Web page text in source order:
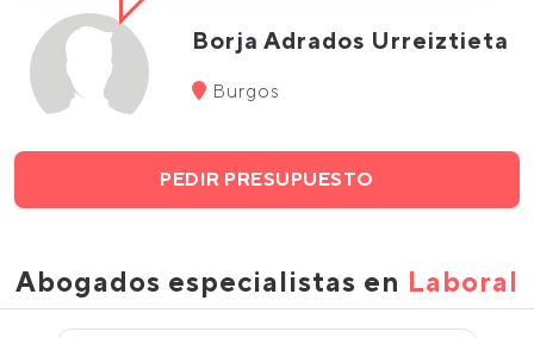
Borja Adrados Urreiztieta
Burgos
PEDIR PRESUPUESTO
Abogados especialistas en Laboral